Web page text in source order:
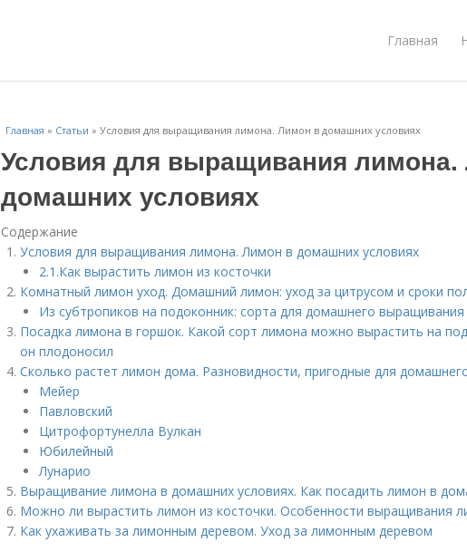
Главная
Главная » Статьи » Условия для выращивания лимона. Лимон в домашних условиях
Условия для выращивания
домашних условиях
Содержание
Условия для выращивания лимона. Лимон в домашних условиях
2.1.Как вырастить лимон из косточки
Комнатный лимон уход. Домашний лимон: уход за цитрусом и сроки
Из субтропиков на подоконник: сорта для домашнего выращивания
Посадка лимона в горшок. Какой сорт лимона можно вырастить на
он плодоносил
Сколько растет лимон дома. Разновидности, пригодные для
Мейер
Павловский
Цитрофортунелла Вулкан
Юбилейный
Лунарио
Выращивание лимона в домашних условиях. Как посадить лимон в
Можно ли вырастить лимон из косточки. Особенности выращивания
Как ухаживать за лимонным деревом. Уход за лимонным деревом